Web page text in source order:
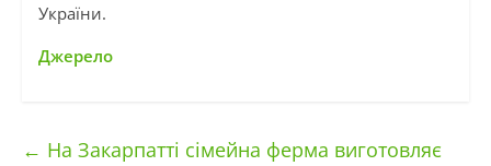
України.
Джерело
← На Закарпатті сімейна ферма виготовляє